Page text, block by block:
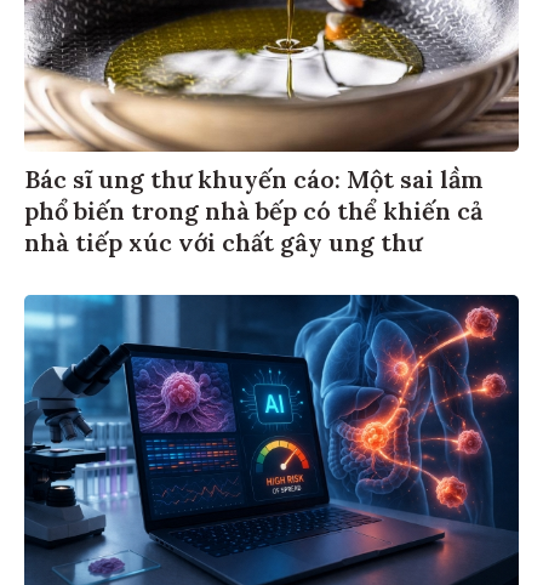
Bác sĩ ung thư khuyến cáo: Một sai lầm
phổ biến trong nhà bếp có thể khiến cả
nhà tiếp xúc với chất gây ung thư